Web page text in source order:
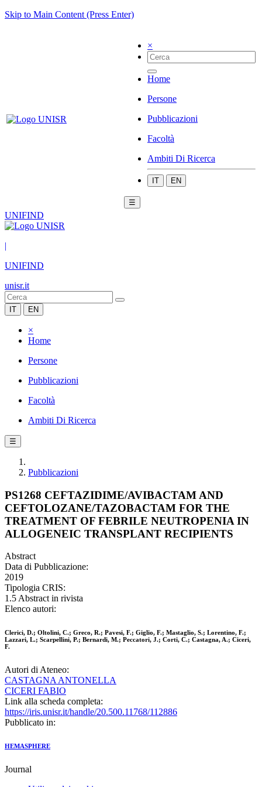
Skip to Main Content (Press Enter)
×
Home
Persone
Pubblicazioni
Facoltà
Ambiti Di Ricerca
IT EN
☰
UNIFIND
|
UNIFIND
unisr.it
IT EN
×
Home
Persone
Pubblicazioni
Facoltà
Ambiti Di Ricerca
☰
Pubblicazioni
PS1268 CEFTAZIDIME/AVIBACTAM AND
CEFTOLOZANE/TAZOBACTAM FOR THE
TREATMENT OF FEBRILE NEUTROPENIA IN
ALLOGENEIC TRANSPLANT RECIPIENTS
Abstract
Data di Pubblicazione:
2019
Tipologia CRIS:
1.5 Abstract in rivista
Elenco autori:
Clerici, D.; Oltolini, C.; Greco, R.; Pavesi, F.; Giglio, F.; Mastaglio, S.; Lorentino, F.;
Lazzari, L.; Scarpellini, P.; Bernardi, M.; Peccatori, J.; Corti, C.; Castagna, A.; Ciceri,
F.
Autori di Ateneo:
CASTAGNA ANTONELLA
CICERI FABIO
Link alla scheda completa:
https://iris.unisr.it/handle/20.500.11768/112886
Pubblicato in:
HEMASPHERE
Journal